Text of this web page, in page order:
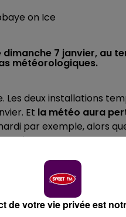
on Ice
7 janvier, au
météorologiques.
deux installations
Et la météo aura
par exemple, alors
à cause des averses
samedi à Vendôme. Avec
de votre vie privée est